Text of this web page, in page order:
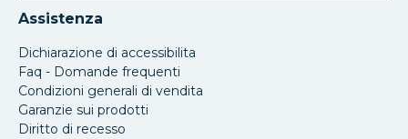
Assistenza
Dichiarazione di accessibilita
Faq - Domande frequenti
Condizioni generali di vendita
Garanzie sui prodotti
Diritto di recesso